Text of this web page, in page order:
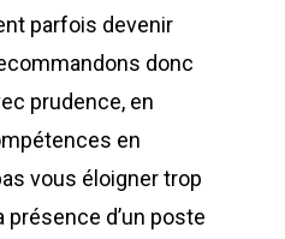
parfois devenir
donc
prudence, en
en
vous éloigner trop
présence d’un poste